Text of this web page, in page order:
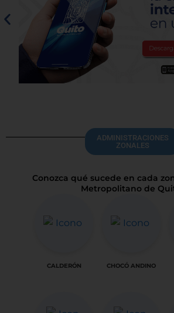
ADMINISTRACIONES
ZONALES
Conozca qué sucede en cada
Metropolitano de
CALDERÓN CHOCÓ ANDINO